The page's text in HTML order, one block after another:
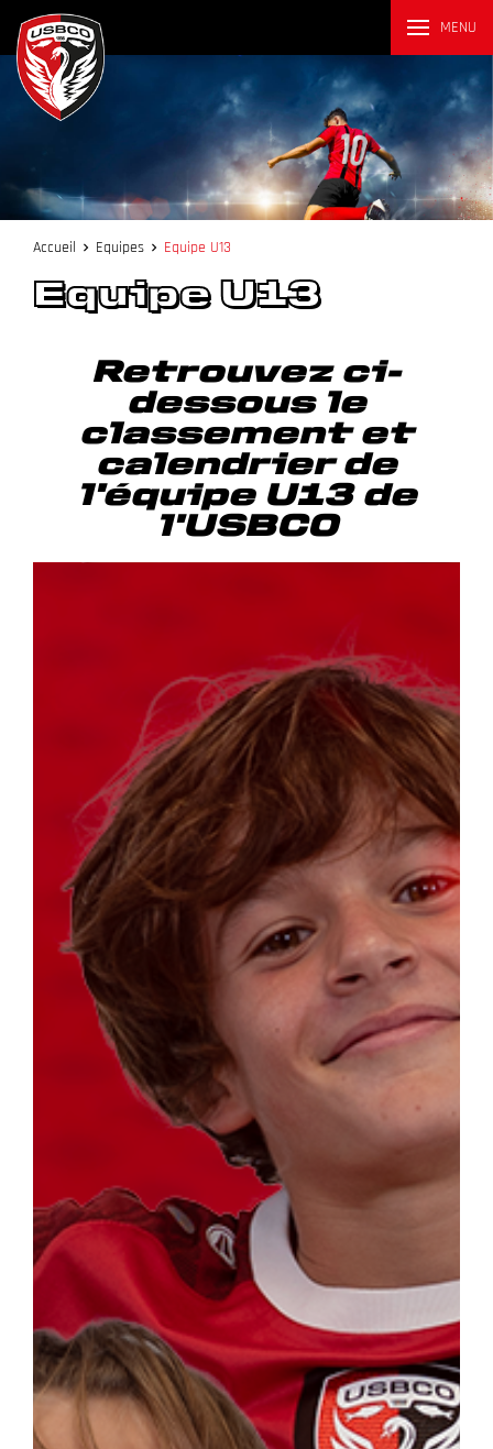
MENU
Accueil Equipes Equipe U13
Equipe U13
Retrouvez ci-
dessous le
classement et
calendrier de
l'équipe U13 de
l'USBCO